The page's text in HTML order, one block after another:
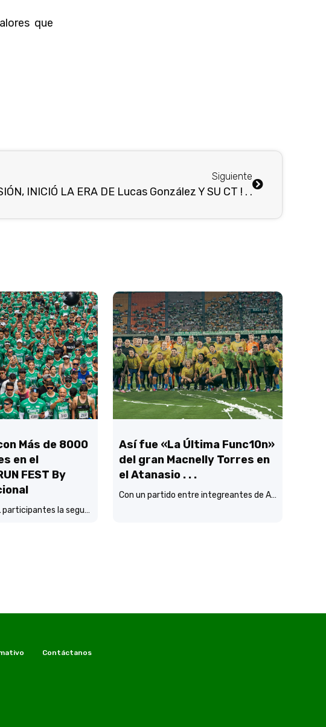
que
Siguiente
INICIÓ LA ERA DE Lucas González Y SU CT ! . .
Más de 8000
en el
FEST By
Con más de 8 MIL participantes la segunda edición del Grandeza Run Fest fue más que un éxito total.
Así fue «La Última Func10n»
del gran Macnelly Torres en
el Atanasio . . .
Con un partido entre integreantes de Atlético Nacional campéon continental
Contáctanos